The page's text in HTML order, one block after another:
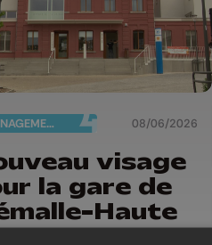
AMÉNAGEMENT DU TERRITOIRE 08/06/2026
visage
la gare de
Haute